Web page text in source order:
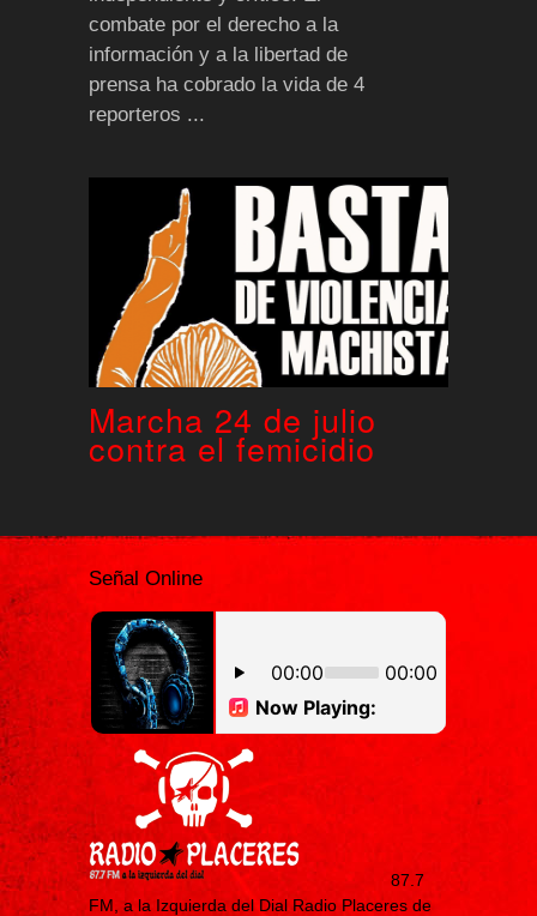
combate por el derecho a la
información y a la libertad de
prensa ha cobrado la vida de 4
reporteros ...
Marcha 24 de julio
contra el femicidio
Señal Online
87.7
FM, a la Izquierda del Dial Radio Placeres de